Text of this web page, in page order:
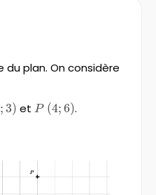
du plan. On considère
;3) et P\left(4;6\right)
P (4;6).